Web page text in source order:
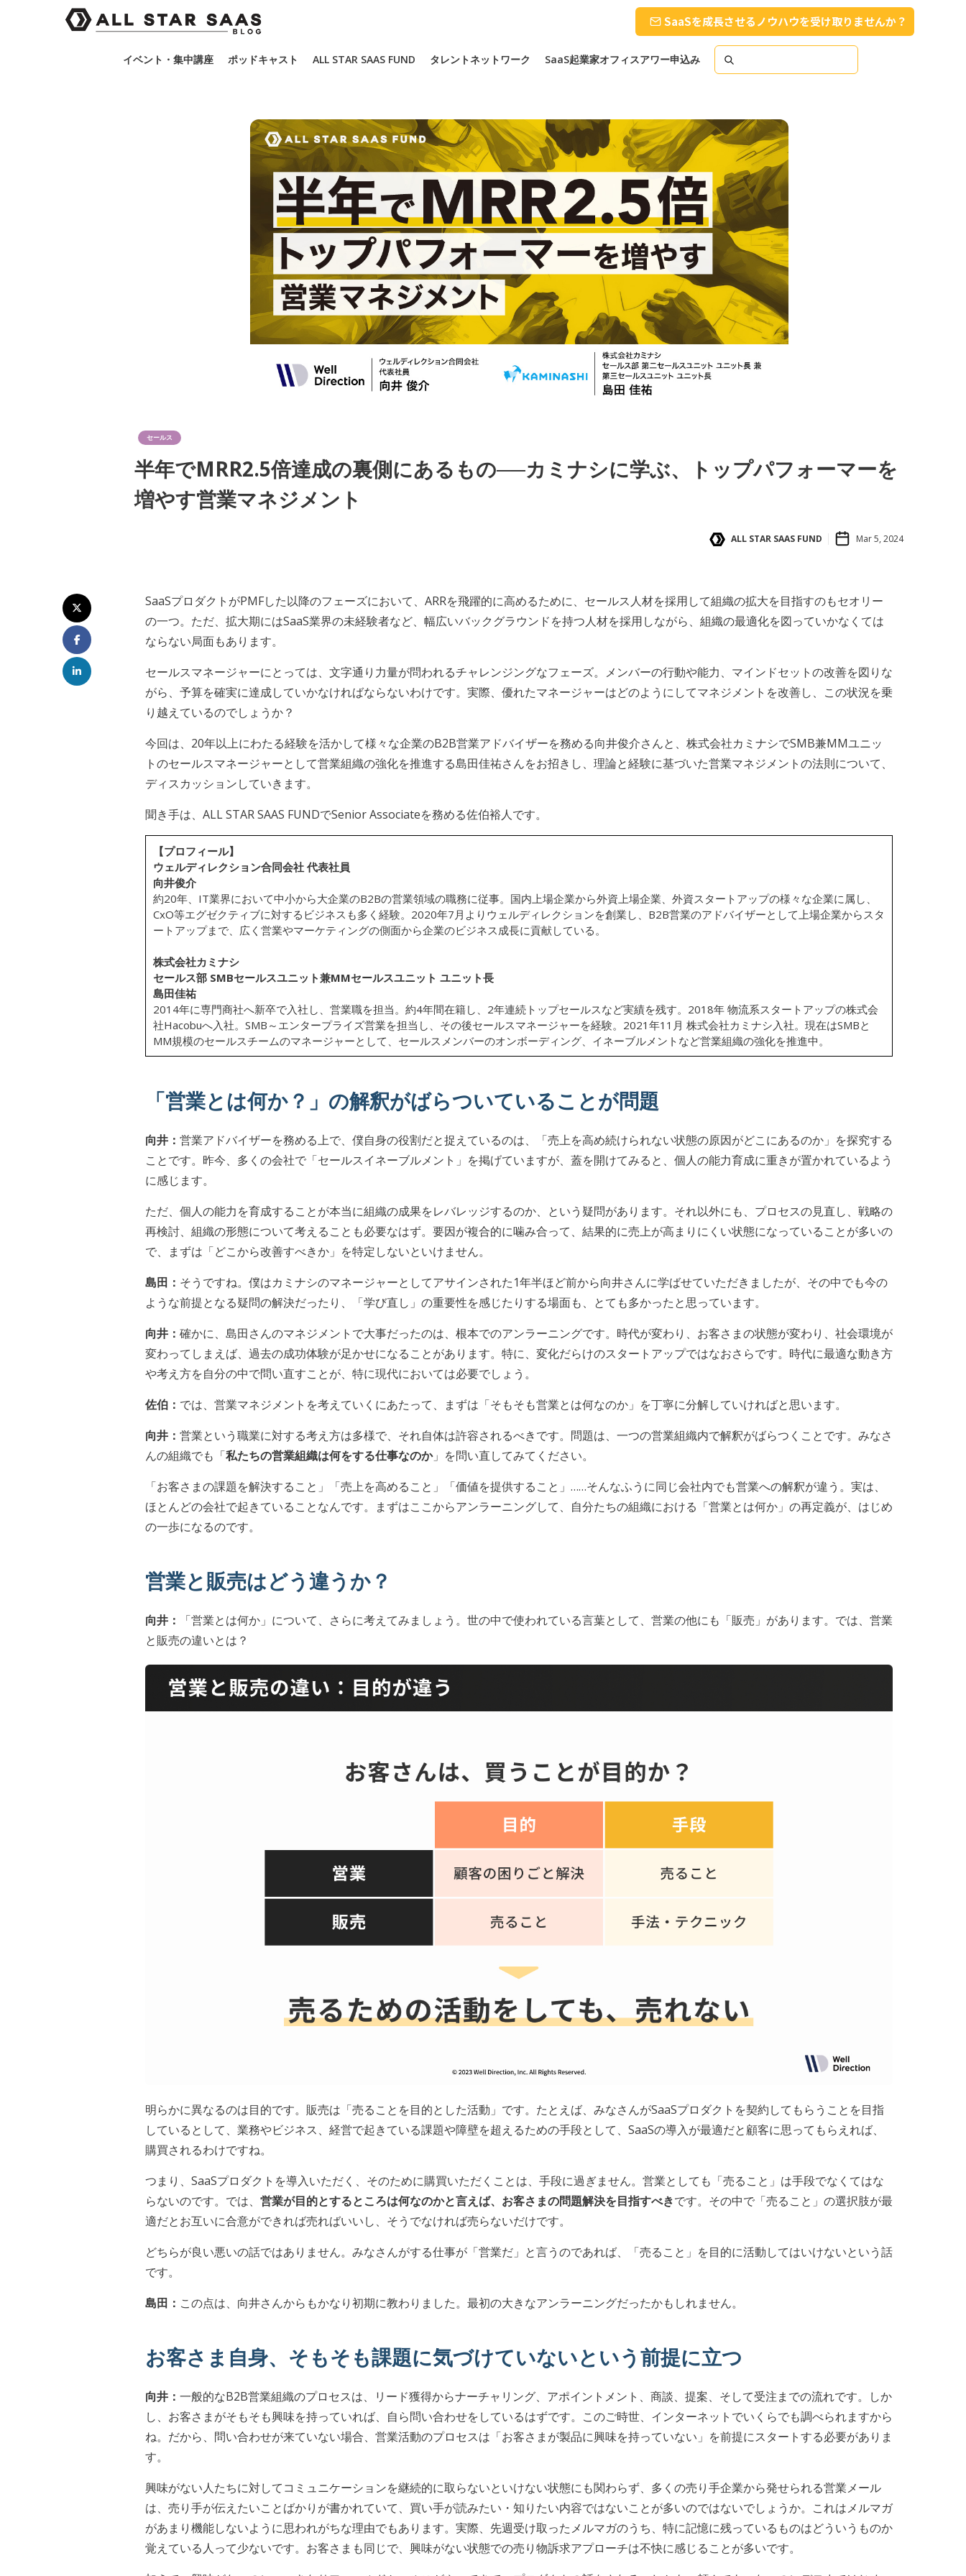
SaaSを成長させるノウハウを受け取りませんか？
イベント・集中講座 ポッドキャスト ALL STAR SAAS FUND タレントネットワーク SaaS起業家オフィスアワー申込み
セールス
半年でMRR2.5倍達成の裏側にあるもの──カミナシに学ぶ、トップパフォーマーを
増やす営業マネジメント
ALL STAR SAAS FUND Mar 5, 2024
SaaSプロダクトがPMFした以降のフェーズにおいて、ARRを飛躍的に高めるために、セールス人材を採用して組織の拡大を目指すのもセオリー
の一つ。ただ、拡大期にはSaaS業界の未経験者など、幅広いバックグラウンドを持つ人材を採用しながら、組織の最適化を図っていかなくては
ならない局面もあります。
セールスマネージャーにとっては、文字通り力量が問われるチャレンジングなフェーズ。メンバーの行動や能力、マインドセットの改善を図りな
がら、予算を確実に達成していかなければならないわけです。実際、優れたマネージャーはどのようにしてマネジメントを改善し、この状況を乗
り越えているのでしょうか？
今回は、20年以上にわたる経験を活かして様々な企業のB2B営業アドバイザーを務める向井俊介さんと、株式会社カミナシでSMB兼MMユニッ
トのセールスマネージャーとして営業組織の強化を推進する島田佳祐さんをお招きし、理論と経験に基づいた営業マネジメントの法則について、
ディスカッションしていきます。
聞き手は、ALL STAR SAAS FUNDでSenior Associateを務める佐伯裕人です。
【プロフィール】
ウェルディレクション合同会社 代表社員
向井俊介
約20年、IT業界において中小から大企業のB2Bの営業領域の職務に従事。国内上場企業から外資上場企業、外資スタートアップの様々な企業に属し、
CxO等エグゼクティブに対するビジネスも多く経験。2020年7月よりウェルディレクションを創業し、B2B営業のアドバイザーとして上場企業からスタ
ートアップまで、広く営業やマーケティングの側面から企業のビジネス成長に貢献している。
株式会社カミナシ
セールス部 SMBセールスユニット兼MMセールスユニット ユニット長
島田佳祐
2014年に専門商社へ新卒で入社し、営業職を担当。約4年間在籍し、2年連続トップセールスなど実績を残す。2018年 物流系スタートアップの株式会
社Hacobuへ入社。SMB～エンタープライズ営業を担当し、その後セールスマネージャーを経験。2021年11月 株式会社カミナシ入社。現在はSMBと
MM規模のセールスチームのマネージャーとして、セールスメンバーのオンボーディング、イネーブルメントなど営業組織の強化を推進中。
「営業とは何か？」の解釈がばらついていることが問題
向井： 営業アドバイザーを務める上で、僕自身の役割だと捉えているのは、「売上を高め続けられない状態の原因がどこにあるのか」を探究する
ことです。昨今、多くの会社で「セールスイネーブルメント」を掲げていますが、蓋を開けてみると、個人の能力育成に重きが置かれているよう
に感じます。
ただ、個人の能力を育成することが本当に組織の成果をレバレッジするのか、という疑問があります。それ以外にも、プロセスの見直し、戦略の
再検討、組織の形態について考えることも必要なはず。要因が複合的に噛み合って、結果的に売上が高まりにくい状態になっていることが多いの
で、まずは「どこから改善すべきか」を特定しないといけません。
島田： そうですね。僕はカミナシのマネージャーとしてアサインされた1年半ほど前から向井さんに学ばせていただきましたが、その中でも今の
ような前提となる疑問の解決だったり、「学び直し」の重要性を感じたりする場面も、とても多かったと思っています。
向井： 確かに、島田さんのマネジメントで大事だったのは、根本でのアンラーニングです。時代が変わり、お客さまの状態が変わり、社会環境が
変わってしまえば、過去の成功体験が足かせになることがあります。特に、変化だらけのスタートアップではなおさらです。時代に最適な動き方
や考え方を自分の中で問い直すことが、特に現代においては必要でしょう。
佐伯： では、営業マネジメントを考えていくにあたって、まずは「そもそも営業とは何なのか」を丁寧に分解していければと思います。
向井： 営業という職業に対する考え方は多様で、それ自体は許容されるべきです。問題は、一つの営業組織内で解釈がばらつくことです。みなさ
んの組織でも「私たちの営業組織は何をする仕事なのか」を問い直してみてください。
「お客さまの課題を解決すること」「売上を高めること」「価値を提供すること」……そんなふうに同じ会社内でも営業への解釈が違う。実は、
ほとんどの会社で起きていることなんです。まずはここからアンラーニングして、自分たちの組織における「営業とは何か」の再定義が、はじめ
の一歩になるのです。
営業と販売はどう違うか？
向井：
「営業とは何か」について、さらに考えてみましょう。世の中で使われている言葉として、営業の他にも「販売」があります。では、営業
と販売の違いとは？
明らかに異なるのは目的です。販売は「売ることを目的とした活動」です。たとえば、みなさんがSaaSプロダクトを契約してもらうことを目指
しているとして、業務やビジネス、経営で起きている課題や障壁を超えるための手段として、SaaSの導入が最適だと顧客に思ってもらえれば、
購買されるわけですね。
つまり、SaaSプロダクトを導入いただく、そのために購買いただくことは、手段に過ぎません。営業としても「売ること」は手段でなくてはな
らないのです。では、 営業が目的とするところは何なのかと言えば、お客さまの問題解決を目指すべきです。その中で「売ること」の選択肢が最
適だとお互いに合意ができれば売ればいいし、そうでなければ売らないだけです。
どちらが良い悪いの話ではありません。みなさんがする仕事が「営業だ」と言うのであれば、「売ること」を目的に活動してはいけないという話
です。
島田： この点は、向井さんからもかなり初期に教わりました。最初の大きなアンラーニングだったかもしれません。
お客さま自身、そもそも課題に気づけていないという前提に立つ
向井： 一般的なB2B営業組織のプロセスは、リード獲得からナーチャリング、アポイントメント、商談、提案、そして受注までの流れです。しか
し、お客さまがそもそも興味を持っていれば、自ら問い合わせをしているはずです。このご時世、インターネットでいくらでも調べられますから
ね。だから、問い合わせが来ていない場合、営業活動のプロセスは「お客さまが製品に興味を持っていない」を前提にスタートする必要がありま
す。
興味がない人たちに対してコミュニケーションを継続的に取らないといけない状態にも関わらず、多くの売り手企業から発せられる営業メール
は、売り手が伝えたいことばかりが書かれていて、買い手が読みたい・知りたい内容ではないことが多いのではないでしょうか。これはメルマガ
があまり機能しないように思われがちな理由でもあります。実際、先週受け取ったメルマガのうち、特に記憶に残っているものはどういうものか
覚えている人って少ないです。お客さまも同じで、興味がない状態での売り物訴求アプローチは不快に感じることが多いです。